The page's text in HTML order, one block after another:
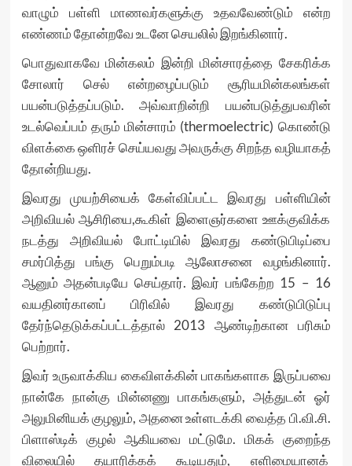
வாழும் பள்ளி மாணவர்களுக்கு உதவவேண்டும் என்ற
எண்ணம் தோன்றவே உடனே செயலில் இறங்கினார்.
பொதுவாகவே மின்கலம் இன்றி மின்சாரத்தை சேகரிக்க
சோலார் செல் என்றழைப்படும் சூரியமின்கலங்கள்
பயன்படுத்தப்படும். அவ்வாறின்றி பயன்படுத்துபவரின்
உடல்வெப்பம் தரும் மின்சாரம் (thermoelectric) கொண்டு
விளக்கை ஒளிரச் செய்யவது அவருக்கு சிறந்த வழியாகத்
தோன்றியது.
இவரது முயற்சியைக் கேள்விப்பட்ட இவரது பள்ளியின்
அறிவியல் ஆசிரியை,கூகிள் இளைஞர்களை ஊக்குவிக்க
நடத்து அறிவியல் போட்டியில் இவரது கண்டுபிடிப்பை
சமர்பித்து பங்கு பெறும்படி ஆலோசனை வழங்கினார்.
ஆனும் அதன்படியே செய்தார். இவர் பங்கேற்ற 15 – 16
வயதினர்கானப் பிரிவில் இவரது கண்டுபிடுப்பு
தேர்ந்தெடுக்கப்பட்டத்தால் 2013 ஆண்டிற்கான பரிசும்
பெற்றார்.
இவர் உருவாக்கிய கைவிளக்கின் பாகங்களாக இருப்பவை
நான்கே நான்கு மின்னணு பாகங்களும், அத்துடன் ஓர்
அலுமினியக் குழலும், அதனை உள்ளடக்கி வைத்த பி.வி.சி.
பிளாஸ்டிக் குழல் ஆகியவை மட்டுமே. மிகக் குறைந்த
விலையில் தயாரிக்கக் கூடியதும், எளிமையானக்